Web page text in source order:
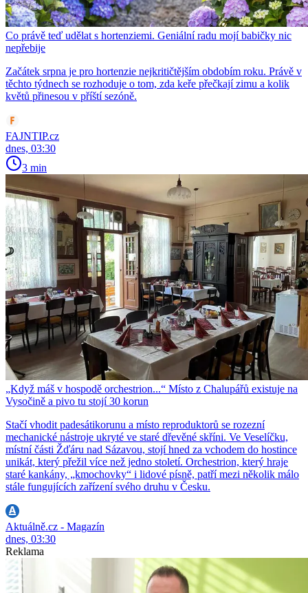
Co právě teď udělat s hortenziemi. Geniální radu mojí babičky nic
nepřebije
Začátek srpna je pro hortenzie nejkritičtějším obdobím roku. Právě v
těchto týdnech se rozhoduje o tom, zda keře přečkají zimu a kolik
květů přinesou v příští sezóně.
FAJNTIP.cz
dnes, 03:30
3 min
„Když máš v hospodě orchestrion...“ Místo z Chalupářů existuje na
Vysočině a pivo tu stojí 30 korun
Stačí vhodit padesátikorunu a místo reproduktorů se rozezní
mechanické nástroje ukryté ve staré dřevěné skříni. Ve Veselíčku,
místní části Žďáru nad Sázavou, stojí hned za vchodem do hostince
unikát, který přežil více než jedno století. Orchestrion, který hraje
staré kankány, „kmochovky“ i lidové písně, patří mezi několik málo
stále fungujících zařízení svého druhu v Česku.
Aktuálně.cz - Magazín
dnes, 03:30
Reklama